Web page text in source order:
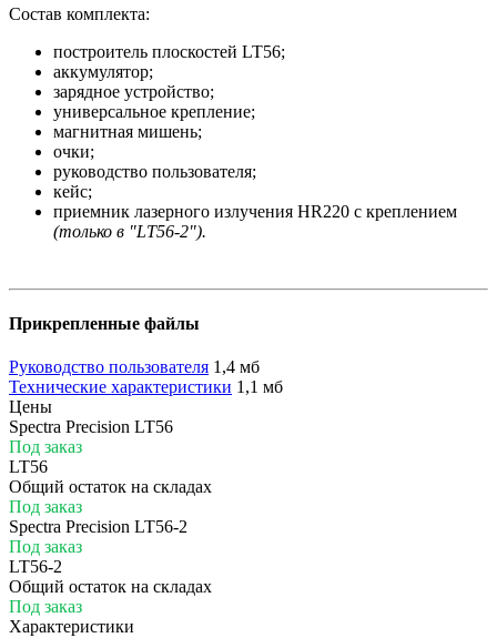
Состав комплекта:
построитель плоскостей LT56;
аккумулятор;
зарядное устройство;
универсальное крепление;
магнитная мишень;
очки;
руководство пользователя;
кейс;
приемник лазерного излучения HR220 с креплением
(только в "LT56-2").
Прикрепленные файлы
Руководство пользователя 1,4 мб
Технические характеристики 1,1 мб
Цены
Spectra Precision LT56
Под заказ
LT56
Общий остаток на складах
Под заказ
Spectra Precision LT56-2
Под заказ
LT56-2
Общий остаток на складах
Под заказ
Характеристики